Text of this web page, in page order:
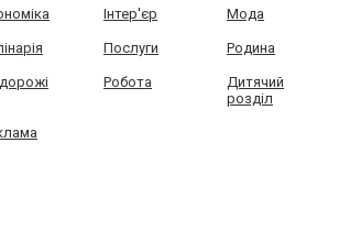
Інтер'єр Мода
Послуги Родина
Робота
Дитячий
розділ